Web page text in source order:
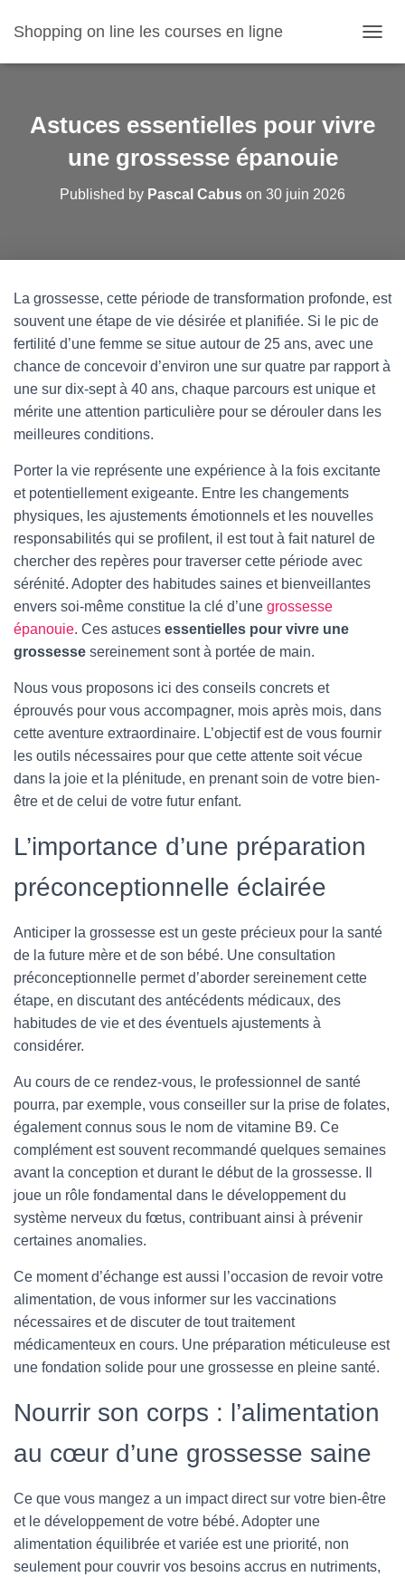
Shopping on line les courses en ligne
U
R
N
A
G
A
T
Astuces essentielles pour vivre
une grossesse épanouie
Published by Pascal Cabus on 30 juin 2026
La grossesse, cette période de transformation profonde, est
souvent une étape de vie désirée et planifiée. Si le pic de
fertilité d’une femme se situe autour de 25 ans, avec une
chance de concevoir d’environ une sur quatre par rapport à
une sur dix-sept à 40 ans, chaque parcours est unique et
mérite une attention particulière pour se dérouler dans les
meilleures conditions.
Porter la vie représente une expérience à la fois excitante
et potentiellement exigeante. Entre les changements
physiques, les ajustements émotionnels et les nouvelles
responsabilités qui se profilent, il est tout à fait naturel de
chercher des repères pour traverser cette période avec
sérénité. Adopter des habitudes saines et bienveillantes
envers soi-même constitue la clé d’une grossesse
épanouie. Ces astuces essentielles pour vivre une
grossesse sereinement sont à portée de main.
Nous vous proposons ici des conseils concrets et
éprouvés pour vous accompagner, mois après mois, dans
cette aventure extraordinaire. L’objectif est de vous fournir
les outils nécessaires pour que cette attente soit vécue
dans la joie et la plénitude, en prenant soin de votre bien-
être et de celui de votre futur enfant.
L’importance d’une préparation
préconceptionnelle éclairée
Anticiper la grossesse est un geste précieux pour la santé
de la future mère et de son bébé. Une consultation
préconceptionnelle permet d’aborder sereinement cette
étape, en discutant des antécédents médicaux, des
habitudes de vie et des éventuels ajustements à
considérer.
Au cours de ce rendez-vous, le professionnel de santé
pourra, par exemple, vous conseiller sur la prise de folates,
également connus sous le nom de vitamine B9. Ce
complément est souvent recommandé quelques semaines
avant la conception et durant le début de la grossesse. Il
joue un rôle fondamental dans le développement du
système nerveux du fœtus, contribuant ainsi à prévenir
certaines anomalies.
Ce moment d’échange est aussi l’occasion de revoir votre
alimentation, de vous informer sur les vaccinations
nécessaires et de discuter de tout traitement
médicamenteux en cours. Une préparation méticuleuse est
une fondation solide pour une grossesse en pleine santé.
Nourrir son corps : l’alimentation
au cœur d’une grossesse saine
Ce que vous mangez a un impact direct sur votre bien-être
et le développement de votre bébé. Adopter une
alimentation équilibrée et variée est une priorité, non
seulement pour couvrir vos besoins accrus en nutriments,